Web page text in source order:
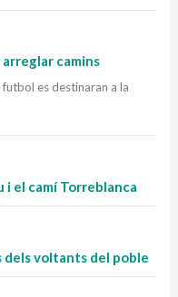
camins
es destinaran a la
i el camí Torreblanca
dels voltants del poble